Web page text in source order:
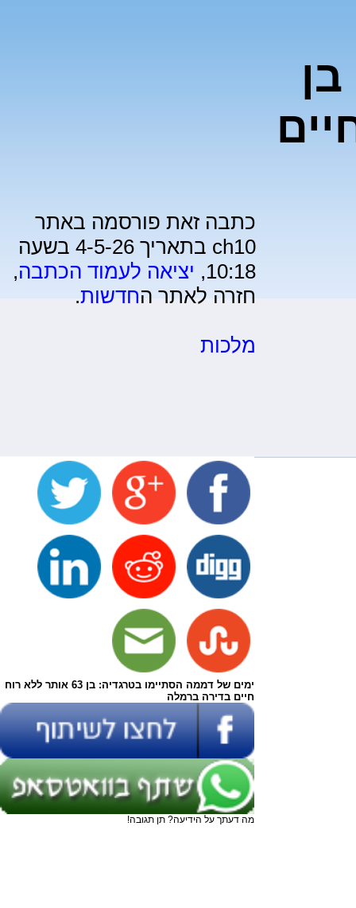
כתבה זאת פורסמה באתר
ch10 בתאריך 4-5-26 בשעה
10:18, יציאה לעמוד הכתבה,
חזרה לאתר החדשות.
מלכות
ימים של דממה הסתיימו בטרגדיה: בן 63 אותר ללא רוח
חיים בדירה ברמלה
מה דעתך על הידיעה? תן תגובה!